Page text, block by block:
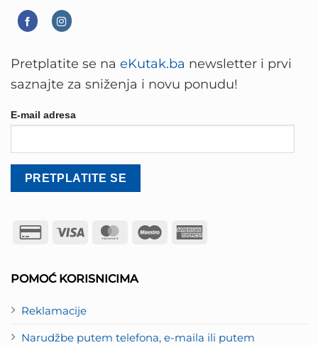
POMOĆ KORISNICIMA
Reklamacije
Narudžbe putem telefona, e-maila ili putem
Pretplatite se na eKutak.ba newsletter i prvi
saznajte za sniženja i novu ponudu!
E-mail adresa
Credit
Visa MasterCard
Maestro